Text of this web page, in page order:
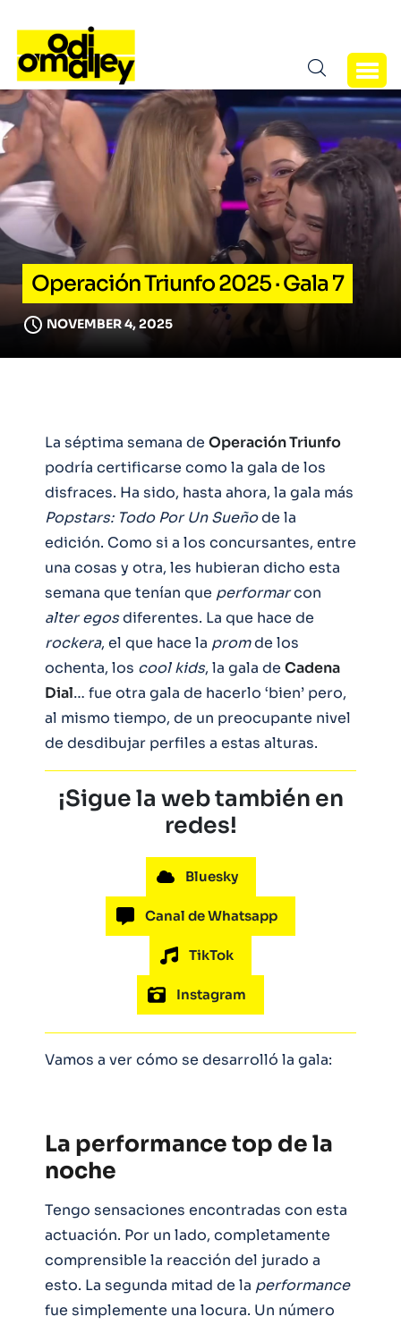
Operación Triunfo 2025 · Gala 7
NOVEMBER 4, 2025
La séptima semana de Operación Triunfo
podría certificarse como la gala de los
disfraces. Ha sido, hasta ahora, la gala más
Popstars: Todo Por Un Sueñode la
edición. Como si a los concursantes, entre
una cosas y otra, les hubieran dicho esta
semana que tenían que performarcon
alter egosdiferentes. La que hace de
rockera, el que hace la promde los
ochenta, los cool kids, la gala de Cadena
Dial… fue otra gala de hacerlo ‘bien’ pero,
al mismo tiempo, de un preocupante nivel
de desdibujar perfiles a estas alturas.
¡Sigue la web también en
redes!
Bluesky
Canal de Whatsapp
TikTok
Instagram
Vamos a ver cómo se desarrolló la gala:
La performance top de la
noche
Tengo sensaciones encontradas con esta
actuación. Por un lado, completamente
comprensible la reacción del jurado a
esto. La segunda mitad de la performance
fue simplemente una locura. Un número